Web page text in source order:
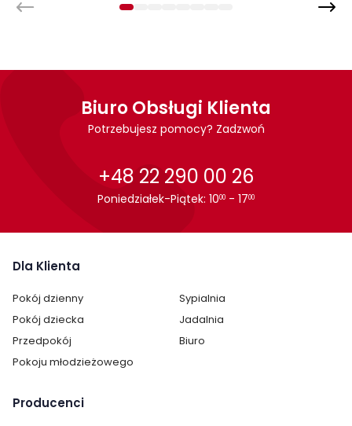
Biuro Obsługi Klienta
Potrzebujesz pomocy? Zadzwoń
+48 22 290 00 26
Poniedziałek-Piątek: 1000 - 1700
Dla Klienta
Pokój dzienny
Sypialnia
Pokój dziecka
Jadalnia
Przedpokój
Biuro
Pokoju młodzieżowego
Producenci